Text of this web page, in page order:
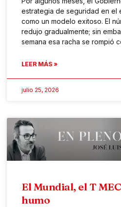
estrategia de seguridad en el
como un modelo exitoso. El
redujo gradualmente; sin
semana esa racha se rompió
LEER MÁS »
julio 25, 2026
El Mundial, el T
humo